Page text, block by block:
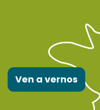
Ven a vernos